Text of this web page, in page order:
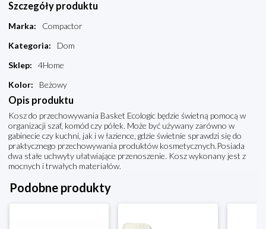
Szczegóły produktu
Marka:
Compactor
Kategoria:
Dom
Sklep:
4Home
Kolor: Beżowy
Opis produktu
Kosz do przechowywania Basket Ecologic będzie świetną pomocą w
organizacji szaf, komód czy półek. Może być używany zarówno w
gabinecie czy kuchni, jak i w łazience, gdzie świetnie sprawdzi się do
praktycznego przechowywania produktów kosmetycznych.Posiada
dwa stałe uchwyty ułatwiające przenoszenie. Kosz wykonany jest z
mocnych i trwałych materiałów.
Podobne produkty